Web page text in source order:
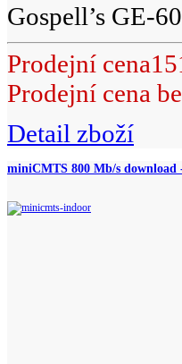
Gospell’s GE-
Prodejní cena
Prodejní cena
Detail zboží
miniCMTS 800 Mb/s download